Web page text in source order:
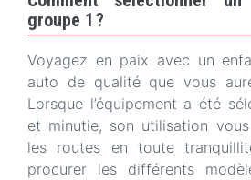
groupe 1 ?
Voyagez en paix avec un
auto de qualité que vous
Lorsque l’équipement a été
et minutie, son utilisation
les routes en toute
procurer les différents